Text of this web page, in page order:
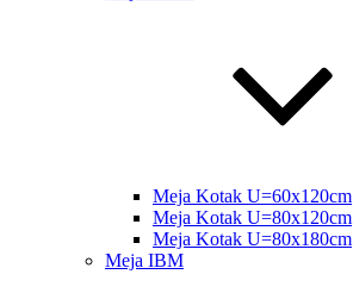
Meja Kotak U=60x120cm
Meja Kotak U=80x120cm
Meja Kotak U=80x180cm
Meja IBM